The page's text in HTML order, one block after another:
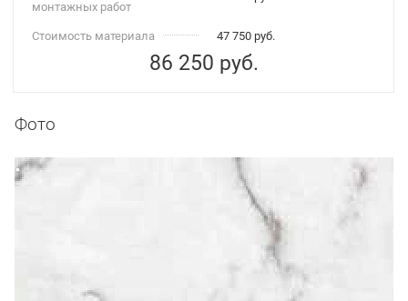
монтажных работ
Стоимость материала 47 750 руб.
86 250 руб.
Фото